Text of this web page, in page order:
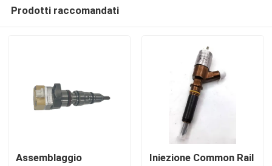
Casa
Prodotti raccomandati
Assemblaggio
Iniezione Common Rail